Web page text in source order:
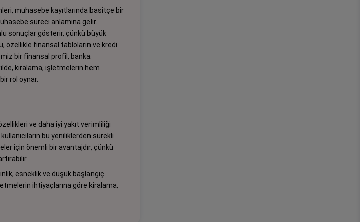
muhasebe kayıtlarında basitçe bir
süreci anlamına gelir.
sonuçlar gösterir, çünkü büyük
finansal tabloların ve kredi
bir finansal profil, banka
kiralama, işletmelerin hem
rol oynar.
ve daha iyi yakıt verimliliği
bu yeniliklerden sürekli
için önemli bir avantajdır, çünkü
esneklik ve düşük başlangıç
ihtiyaçlarına göre kiralama,